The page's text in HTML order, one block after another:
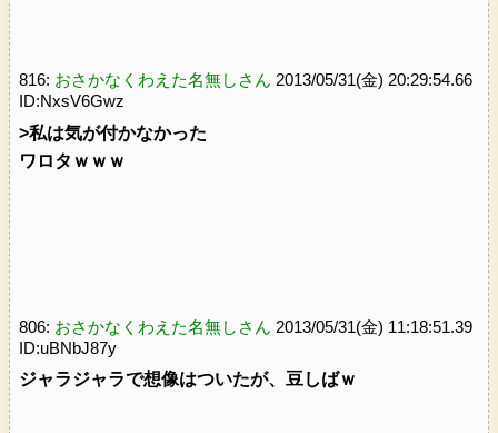
816: おさかなくわえた名無しさん 2013/05/31(金) 20:29:54.66
ID:NxsV6Gwz
>私は気が付かなかった
ワロタｗｗｗ
806: おさかなくわえた名無しさん 2013/05/31(金) 11:18:51.39
ID:uBNbJ87y
ジャラジャラで想像はついたが、豆しばｗ